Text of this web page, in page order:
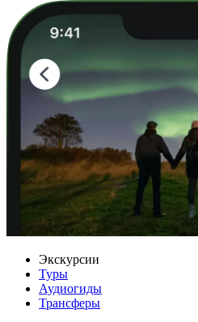
Экскурсии
Туры
Аудиогиды
Трансферы